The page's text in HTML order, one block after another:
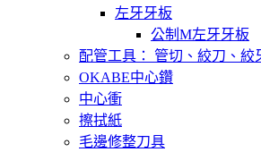
左牙牙板
公制M左牙牙板
配管工具： 管切、絞刀、絞
OKABE中心鑽
中心衝
擦拭紙
毛邊修整刀具